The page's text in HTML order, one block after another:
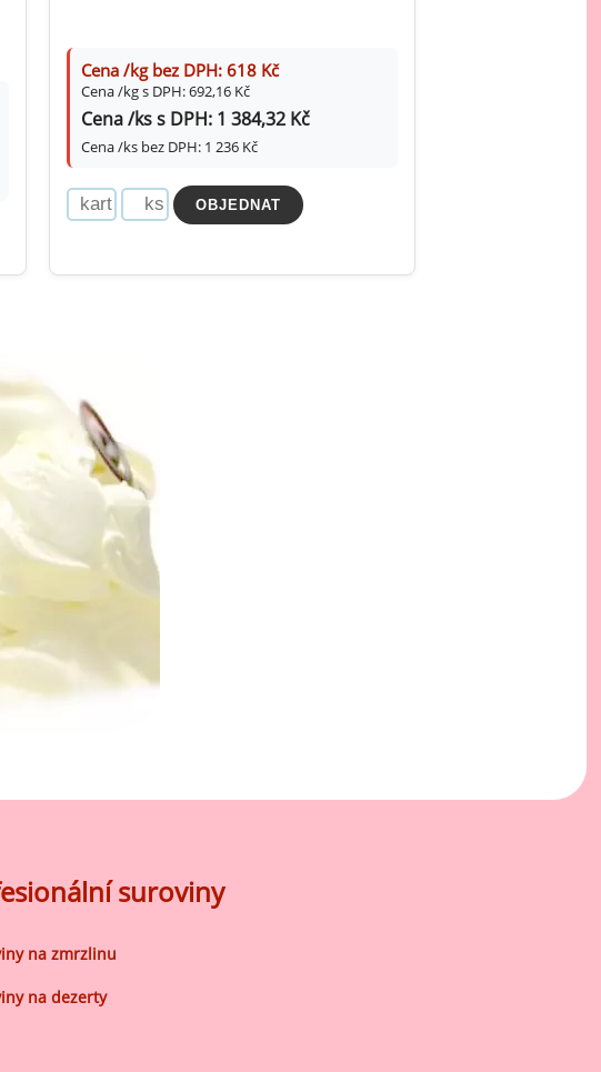
Cena /kg bez DPH: 618 Kč
Cena /kg s DPH: 692,16 Kč
Cena /ks s DPH: 1 384,32 Kč
Cena /ks bez DPH: 1 236 Kč
suroviny
na zmrzlinu
na dezerty